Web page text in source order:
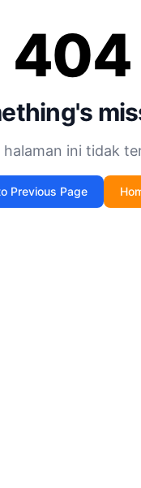
404
halaman ini tidak
Previous Page